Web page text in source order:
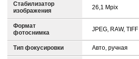
Стабилизатор
изображения
26,1 Mpix
Формат
фотоснимка
JPEG, RAW, TIFF
Тип фокусировки Авто, ручная